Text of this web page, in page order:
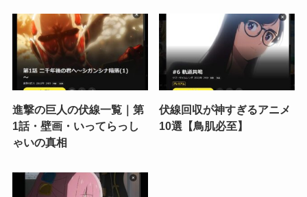
進撃の巨人の伏線一覧｜第
1話・壁画・いってらっし
ゃいの真相
伏線回収が神すぎるアニメ
10選【鳥肌必至】